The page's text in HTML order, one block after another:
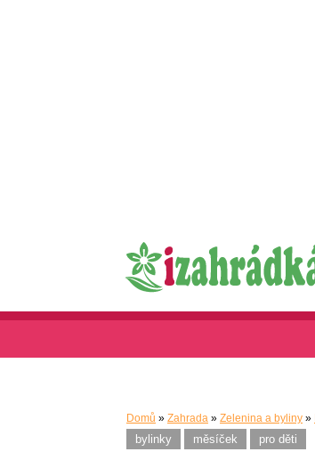
Domů » Zahrada » Zelenina a byliny »
bylinky měsíček pro děti